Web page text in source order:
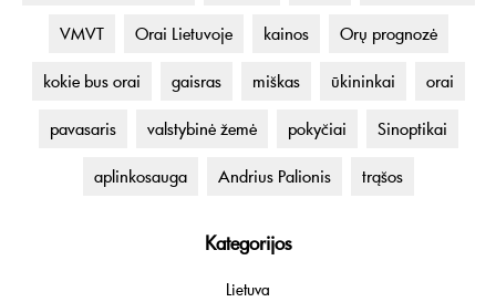
VMVT Orai Lietuvoje kainos Orų prognozė
kokie bus orai gaisras miškas ūkininkai orai
pavasaris valstybinė žemė pokyčiai Sinoptikai
aplinkosauga Andrius Palionis trąšos
Kategorijos
Lietuva